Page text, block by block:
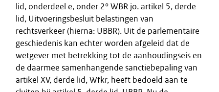
lid, onderdeel e, onder 2° WBR jo. artikel 5, derde
lid, Uitvoeringsbesluit belastingen van
rechtsverkeer (hierna: UBBR). Uit de parlementaire
geschiedenis kan echter worden afgeleid dat de
wetgever met betrekking tot de aanhoudingseis en
de daarmee samenhangende sanctiebepaling van
artikel XV, derde lid, Wfkr, heeft bedoeld aan te